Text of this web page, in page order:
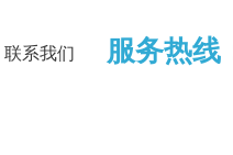
联系我们 服务热线